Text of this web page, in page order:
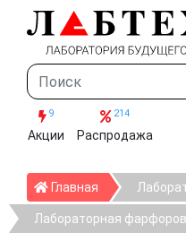
9
Акции
214
Распродажа
Главная Главная
Лабораторная